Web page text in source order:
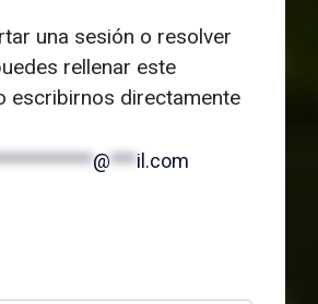
una sesión o resolver
rellenar este
escribirnos directamente
@***il.com